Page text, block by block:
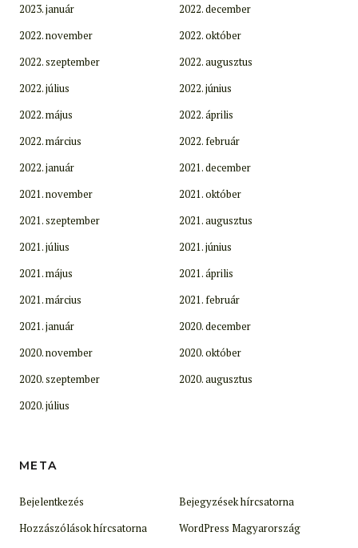
2023. január
2022. december
2022. november
2022. október
2022. szeptember
2022. augusztus
2022. július
2022. június
2022. május
2022. április
2022. március
2022. február
2022. január
2021. december
2021. november
2021. október
2021. szeptember
2021. augusztus
2021. július
2021. június
2021. május
2021. április
2021. március
2021. február
2021. január
2020. december
2020. november
2020. október
2020. szeptember
2020. augusztus
2020. július
META
Bejelentkezés
Bejegyzések hírcsatorna
Hozzászólások hírcsatorna
WordPress Magyarország